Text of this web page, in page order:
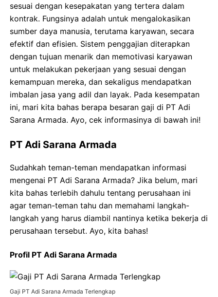
sesuai dengan kesepakatan yang tertera dalam
kontrak. Fungsinya adalah untuk mengalokasikan
sumber daya manusia, terutama karyawan, secara
efektif dan efisien. Sistem penggajian diterapkan
dengan tujuan menarik dan memotivasi karyawan
untuk melakukan pekerjaan yang sesuai dengan
kemampuan mereka, dan sekaligus mendapatkan
imbalan jasa yang adil dan layak. Pada kesempatan
ini, mari kita bahas berapa besaran gaji di PT Adi
Sarana Armada. Ayo, cek informasinya di bawah ini!
PT Adi Sarana Armada
Sudahkah teman-teman mendapatkan informasi
mengenai PT Adi Sarana Armada? Jika belum, mari
kita bahas terlebih dahulu tentang perusahaan ini
agar teman-teman tahu dan memahami langkah-
langkah yang harus diambil nantinya ketika bekerja di
perusahaan tersebut. Ayo, kita bahas!
Profil PT Adi Sarana Armada
Gaji PT Adi Sarana Armada Terlengkap